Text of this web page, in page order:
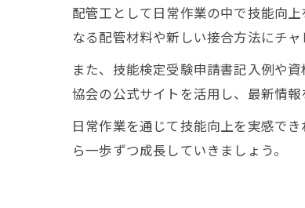
配管工として日常作業の中で技能向
なる配管材料や新しい接合方法にチ
また、技能検定受験申請書記入例や
協会の公式サイトを活用し、最新情報
日常作業を通じて技能向上を実感で
ら一歩ずつ成長していきましょう。